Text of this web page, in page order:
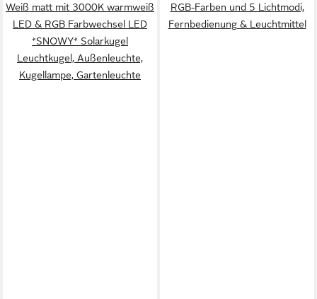
Weiß matt mit 3000K warmweiß
LED & RGB Farbwechsel LED
*SNOWY* Solarkugel
Leuchtkugel, Außenleuchte,
Kugellampe, Gartenleuchte
RGB-Farben und 5 Lichtmodi,
Fernbedienung & Leuchtmittel